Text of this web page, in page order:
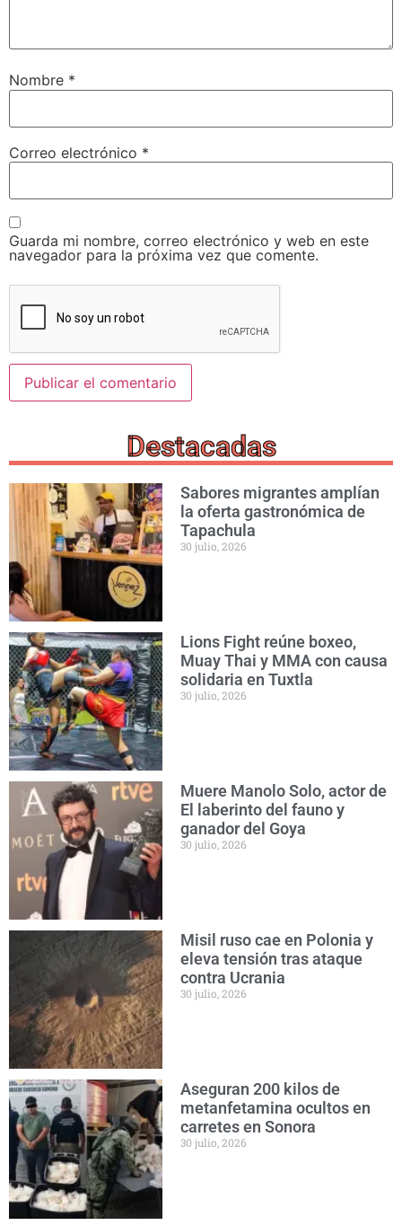
Nombre *
Correo electrónico *
Guarda mi nombre, correo electrónico y web en este
navegador para la próxima vez que comente.
Destacadas
Sabores migrantes amplían
la oferta gastronómica de
Tapachula
30 julio, 2026
Lions Fight reúne boxeo,
Muay Thai y MMA con causa
solidaria en Tuxtla
30 julio, 2026
Muere Manolo Solo, actor de
El laberinto del fauno y
ganador del Goya
30 julio, 2026
Misil ruso cae en Polonia y
eleva tensión tras ataque
contra Ucrania
30 julio, 2026
Aseguran 200 kilos de
metanfetamina ocultos en
carretes en Sonora
30 julio, 2026